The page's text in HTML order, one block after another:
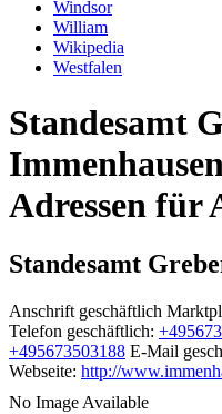
Windsor
William
Wikipedia
Westfalen
Standesamt
Adressen für
Standesamt
Anschrift geschäftlich
Telefon geschäftlich:
+495673503188 E-Mail
Webseite: http://
No Image Available